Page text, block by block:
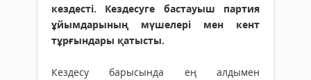
кездесті. Кездесуге бастауыш партия
ұйымдарының мүшелері мен кент
тұрғындары қатысты.
Кездесу барысында ең алдымен